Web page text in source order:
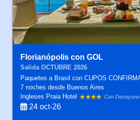
Florianópolis con GOL
Salida OCTUBRE 2026
Paquetes a Brasil con CUPOS
7 nochesdesde Buenos Aires
Ingleses Praia Hotel
Con Desayuno
24 oct-26